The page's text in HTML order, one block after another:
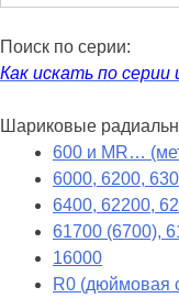
Поиск по серии:
Как искать по
Шариковые
600 и MR…
6000, 6200,
6400, 62200,
61700 (6700),
16000
R0 (дюймовая